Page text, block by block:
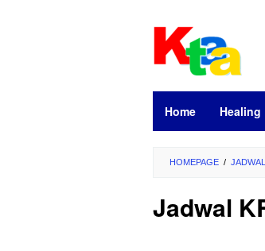
Home Healing
HOMEPAGE / JADWAL
Jadwal